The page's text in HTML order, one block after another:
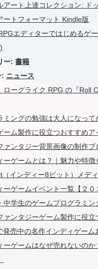
アート上達コレクション: ド
ートフォーマット Kindle版
エディターではじめるゲ
ー:書籍
: ニュース
ローグライク RPG の『Roll
ミングの勉強は大人になって
ーム製作に役立つおすすめア
ァンタジー背景画像の制作プ
ーゲームとは？｜魅力や特徴
（インディー8ビット）メデ
ーゲームイベント一覧【２０
中学生のゲームプログラミン
ァンタジーゲーム製作に役
発売中の名作インディゲーム
ーゲームはなぜ売れないのか